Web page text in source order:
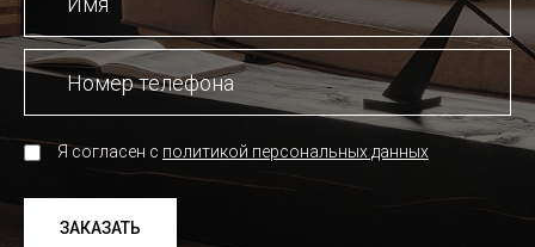
Я согласен с политикой персональных данных
ЗАКАЗАТЬ